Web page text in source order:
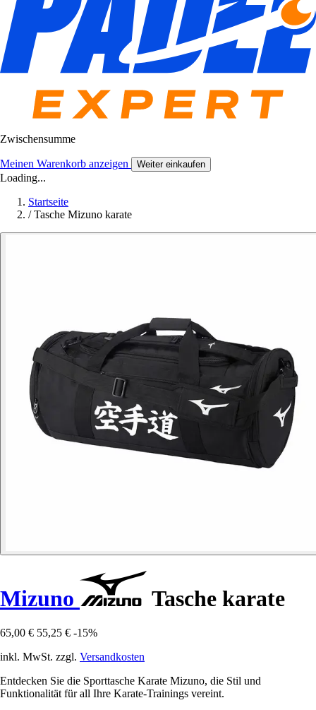
Zwischensumme
Meinen Warenkorb anzeigen Weiter einkaufen
Loading...
Startseite
/ Tasche Mizuno karate
Mizuno Tasche karate
65,00 € 55,25 € -15%
inkl. MwSt. zzgl. Versandkosten
Entdecken Sie die Sporttasche Karate Mizuno, die Stil und
Funktionalität für all Ihre Karate-Trainings vereint.